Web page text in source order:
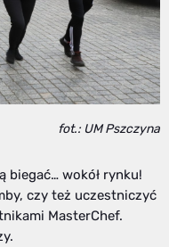
fot.: UM Pszczyna
biegać… wokół rynku!
czy też uczestniczyć
MasterChef.